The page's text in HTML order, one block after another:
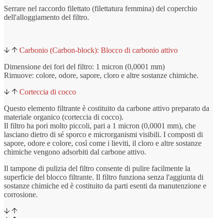
Serrare nel raccordo filettato (filettatura femmina) del coperchio
dell'alloggiamento del filtro.
Carbonio (Carbon-block): Blocco di carbonio attivo
Dimensione dei fori del filtro: 1 micron (0,0001 mm)
Rimuove: colore, odore, sapore, cloro e altre sostanze chimiche.
Corteccia di cocco
Questo elemento filtrante è costituito da carbone attivo preparato da
materiale organico (corteccia di cocco).
Il filtro ha pori molto piccoli, pari a 1 micron (0,0001 mm), che
lasciano dietro di sé sporco e microrganismi visibili. I composti di
sapore, odore e colore, così come i lieviti, il cloro e altre sostanze
chimiche vengono adsorbiti dal carbone attivo.
Il tampone di pulizia del filtro consente di pulire facilmente la
superficie del blocco filtrante. Il filtro funziona senza l'aggiunta di
sostanze chimiche ed è costituito da parti esenti da manutenzione e
corrosione.